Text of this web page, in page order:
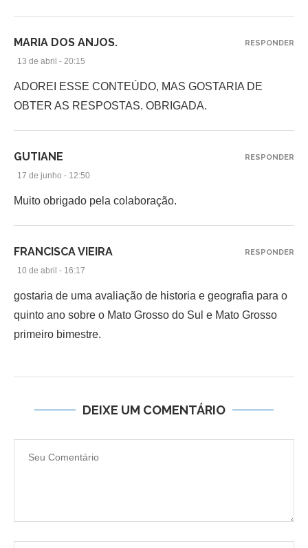
MARIA DOS ANJOS.
13 de abril - 20:15
ADOREI ESSE CONTEÚDO, MAS GOSTARIA DE
OBTER AS RESPOSTAS. OBRIGADA.
RESPONDER
GUTIANE
17 de junho - 12:50
Muito obrigado pela colaboração.
RESPONDER
FRANCISCA VIEIRA
10 de abril - 16:17
gostaria de uma avaliação de historia e geografia para o
quinto ano sobre o Mato Grosso do Sul e Mato Grosso
primeiro bimestre.
RESPONDER
DEIXE UM COMENTÁRIO